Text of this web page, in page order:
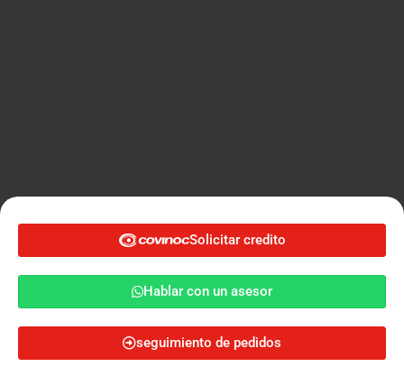
Solicitar credito
Hablar con un asesor
Cotiza ahora
Solicitar credito
Hablar con un asesor
seguimiento de pedidos